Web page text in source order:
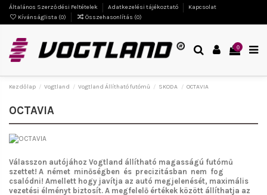
Általános Szerződési Feltételek Adatkezelési tájékoztató
Kapcsolat
Kívánságlista (0) Összehasonlítás (0)
0
Kezdőlap Vogtland Vogtland Állítható futómű SKODA OCTAVIA
OCTAVIA
Válasszon autójához Vogtland állítható magasságú futómű
szettet! A német minőségben és precizitásban nem fog
csalódni! Amellett hogy javítja az autó megjelenését, maximális
vezetési élményt biztosít. A megfelelő értékek között állíthatja az